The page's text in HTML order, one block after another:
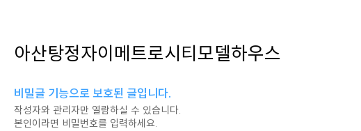
아산탕정자이메트로시티모델하우스
비밀글 기능으로 보호된 글입니다.
작성자와 관리자만 열람하실 수 있습니다.
본인이라면 비밀번호를 입력하세요.